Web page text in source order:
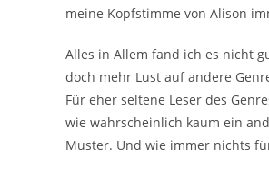
meine Kopfstimme von Alison
Alles in Allem fand ich es nicht
doch mehr Lust auf andere
Für eher seltene Leser des
wie wahrscheinlich kaum ein
Muster. Und wie immer nichts